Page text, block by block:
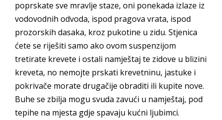
poprskate sve mravlje staze, oni ponekada izlaze iz
vodovodnih odvoda, ispod pragova vrata, ispod
prozorskih dasaka, kroz pukotine u zidu. Stjenica
ćete se riješiti samo ako ovom suspenzijom
tretirate krevete i ostali namještaj te zidove u blizini
kreveta, no nemojte prskati krevetninu, jastuke i
pokrivače morate drugačije obraditi ili kupite nove.
Buhe se zbilja mogu svuda zavući u namještaj, pod
tepihe na mjesta gdje spavaju kućni ljubimci.